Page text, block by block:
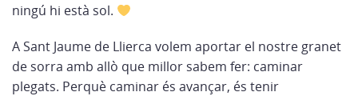
ningú hi està sol.
A Sant Jaume de Llierca volem aportar el nostre granet
de sorra amb allò que millor sabem fer: caminar
plegats. Perquè caminar és avançar, és tenir